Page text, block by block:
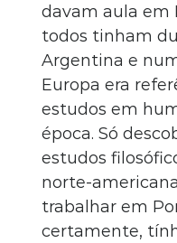
davam aula em
todos tinham
Argentina e
Europa era
estudos em
época. Só
estudos
norte-
trabalhar em
certamente,